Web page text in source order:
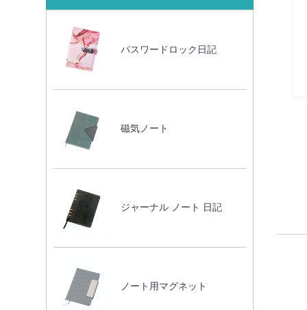
パスワードロック日記
磁気ノート
ジャーナル ノート 日記
ノート用マグネット